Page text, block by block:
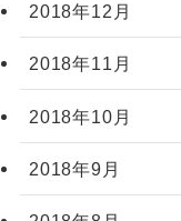
2018年12月
2018年11月
2018年10月
2018年9月